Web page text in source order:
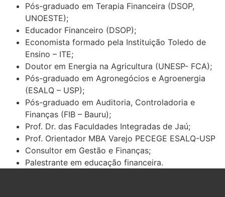
Pós-graduado em Terapia Financeira (DSOP,
UNOESTE);
Educador Financeiro (DSOP);
Economista formado pela Instituição Toledo de
Ensino – ITE;
Doutor em Energia na Agricultura (UNESP- FCA);
Pós-graduado em Agronegócios e Agroenergia
(ESALQ – USP);
Pós-graduado em Auditoria, Controladoria e
Finanças (FIB – Bauru);
Prof. Dr. das Faculdades Integradas de Jaú;
Prof. Orientador MBA Varejo PECEGE ESALQ-USP
Consultor em Gestão e Finanças;
Palestrante em educação financeira.